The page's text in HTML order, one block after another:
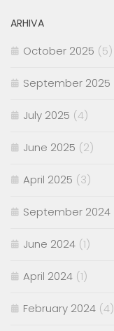
ARHIVA
October 2025 (5)
September 2025
July 2025 (4)
June 2025 (2)
April 2025 (3)
September 2024
June 2024 (1)
April 2024 (1)
February 2024 (4)